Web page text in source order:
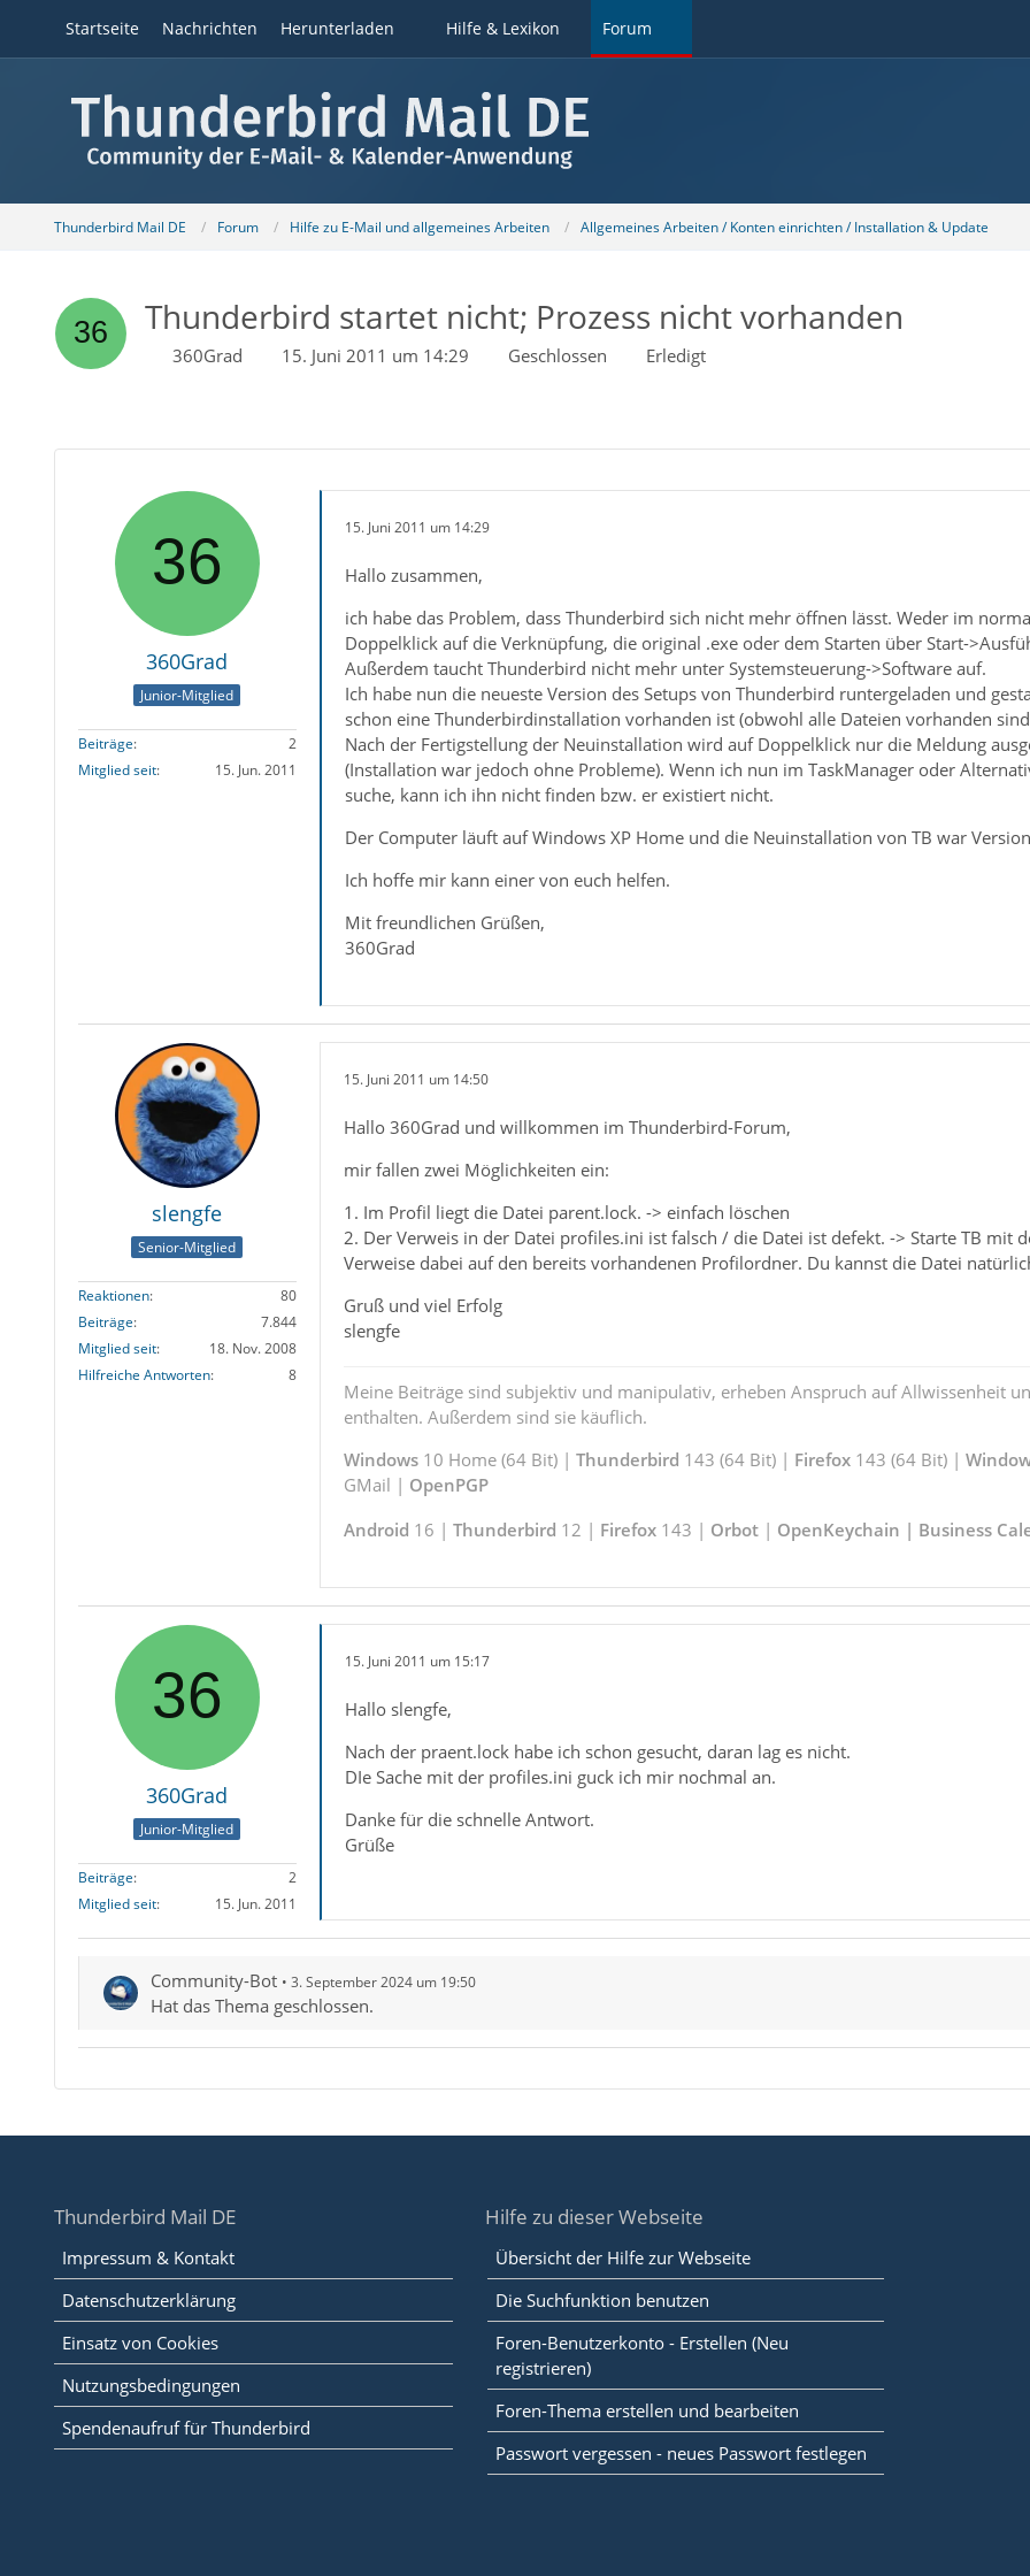
Startseite Nachrichten Herunterladen Hilfe & Lexikon Forum
Thunderbird Mail DE Forum Hilfe zu E-Mail und allgemeines Arbeiten Allgemeines Arbeiten / Konten einrichten / Installation & Update
Thunderbird startet nicht; Prozess nicht vorhanden
360Grad 15. Juni 2011 um 14:29 Geschlossen Erledigt
360Grad
Junior-Mitglied
Beiträge
2
Mitglied seit
15. Jun. 2011
15. Juni 2011 um 14:29
Hallo zusammen,
ich habe das Problem, dass Thunderbird sich nicht mehr öffnen lässt. Weder im
Doppelklick auf die Verknüpfung, die original .exe oder dem Starten über Start-
Außerdem taucht Thunderbird nicht mehr unter Systemsteuerung->Software auf.
Ich habe nun die neueste Version des Setups von Thunderbird runtergeladen und
schon eine Thunderbirdinstallation vorhanden ist (obwohl alle Dateien vorhanden
Nach der Fertigstellung der Neuinstallation wird auf Doppelklick nur die Meldung
(Installation war jedoch ohne Probleme). Wenn ich nun im TaskManager oder
suche, kann ich ihn nicht finden bzw. er existiert nicht.
Der Computer läuft auf Windows XP Home und die Neuinstallation von TB war
Ich hoffe mir kann einer von euch helfen.
Mit freundlichen Grüßen,
360Grad
slengfe
Senior-Mitglied
Reaktionen
80
Beiträge
7.844
Mitglied seit
18. Nov. 2008
Hilfreiche Antworten
8
15. Juni 2011 um 14:50
Hallo 360Grad und willkommen im Thunderbird-Forum,
mir fallen zwei Möglichkeiten ein:
1. Im Profil liegt die Datei parent.lock. -> einfach löschen
2. Der Verweis in der Datei profiles.ini ist falsch / die Datei ist defekt. -> Starte TB mit
Verweise dabei auf den bereits vorhandenen Profilordner. Du kannst die Datei
Gruß und viel Erfolg
slengfe
Meine Beiträge sind subjektiv und manipulativ, erheben Anspruch auf Allwissenheit
enthalten. Außerdem sind sie käuflich.
Windows10 Home (64 Bit) | Thunderbird 143 (64 Bit) | Firefox143 (64 Bit) |
GMail | OpenPGP
Android 16 | Thunderbird 12 | Firefox143 | Orbot| OpenKeychain | Business
360Grad
Junior-Mitglied
Beiträge
2
Mitglied seit
15. Jun. 2011
15. Juni 2011 um 15:17
Hallo slengfe,
Nach der praent.lock habe ich schon gesucht, daran lag es nicht.
DIe Sache mit der profiles.ini guck ich mir nochmal an.
Danke für die schnelle Antwort.
Grüße
Community-Bot 3. September 2024 um 19:50
Hat das Thema geschlossen.
Thunderbird Mail DE
Impressum & Kontakt
Datenschutzerklärung
Einsatz von Cookies
Nutzungsbedingungen
Spendenaufruf für Thunderbird
Hilfe zu dieser Webseite
Übersicht der Hilfe zur Webseite
Die Suchfunktion benutzen
Foren-Benutzerkonto - Erstellen (Neu
registrieren)
Foren-Thema erstellen und bearbeiten
Passwort vergessen - neues Passwort festlegen